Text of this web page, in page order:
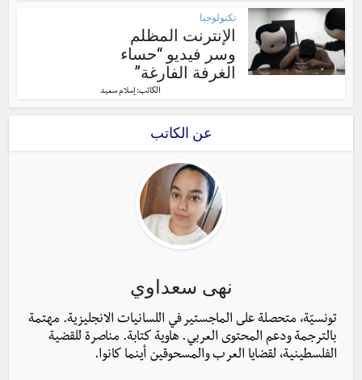
تكنولوجيا
الإنترنت المظلم
وسر فيديو “حساء
الغرفة الفارغة”
الكاتب: إسلام سعيد
عن الكاتب
نهى سعداوي
تونسيّة، متحصلة على الماجستير في اللسانيات الانجليزية. مهتمة
بالترجمة ودعم المحتوى العربي. هاوية كتابة. مناصرة للقضية
الفلسطينية، لقضايا العرب والمسحوقين أينما كانوا.